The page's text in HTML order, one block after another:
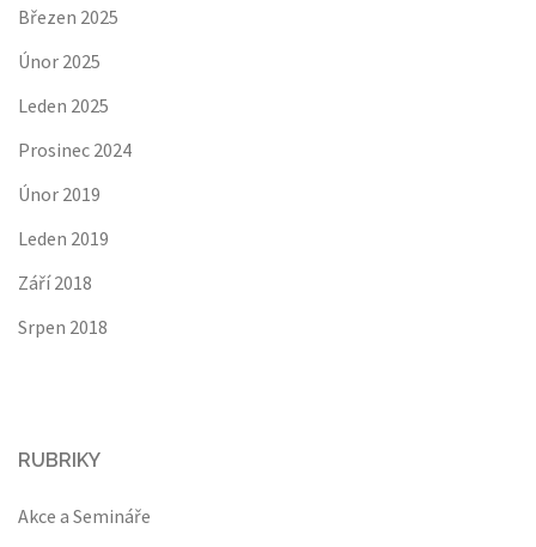
Březen 2025
Únor 2025
Leden 2025
Prosinec 2024
Únor 2019
Leden 2019
Září 2018
Srpen 2018
RUBRIKY
Akce a Semináře